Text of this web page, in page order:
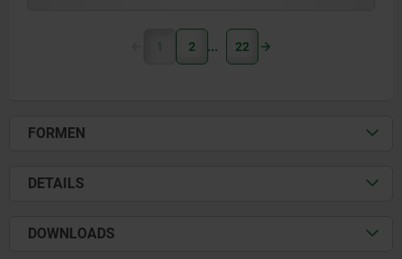
1 2 22
FORMEN
DETAILS
DOWNLOADS